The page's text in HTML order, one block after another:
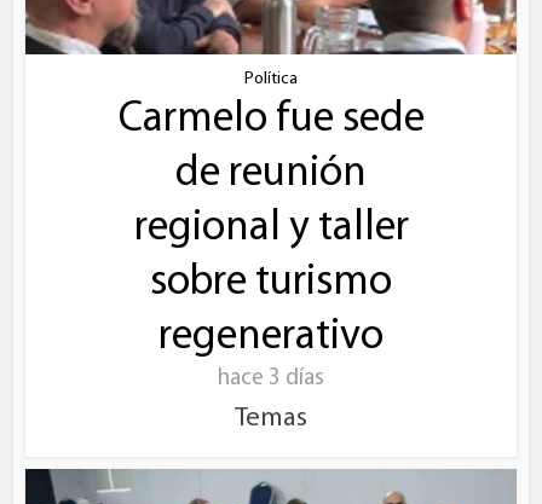
Política
Carmelo fue sede
de reunión
regional y taller
sobre turismo
regenerativo
hace 3 días
Temas